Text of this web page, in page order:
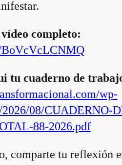
completo:
tu cuaderno de
wp-
2026/08/CUADERNO-
88-2026.pdf
comparte tu reflexión